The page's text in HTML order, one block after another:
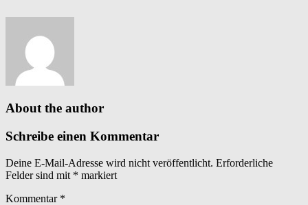
About the author
Schreibe einen Kommentar
Deine E-Mail-Adresse wird nicht veröffentlicht. Erforderliche
Felder sind mit * markiert
Kommentar *